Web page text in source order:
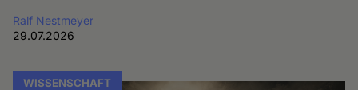
Ralf Nestmeyer
29.07.2026
WISSENSCHAFT